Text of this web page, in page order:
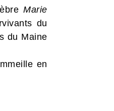
Marie
du
du Maine
en